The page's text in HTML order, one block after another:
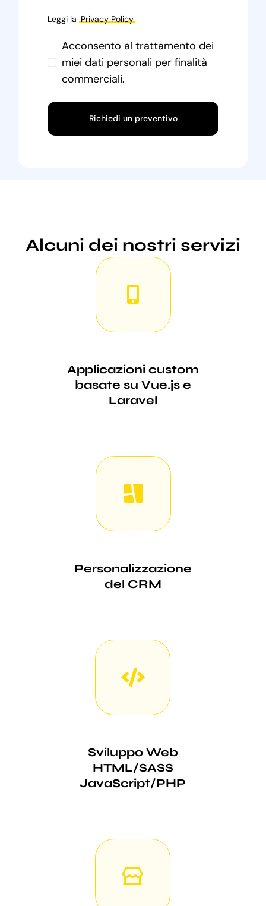
Leggi la Privacy Policy
Acconsento al trattamento dei
miei dati personali per finalità
commerciali.
Richiedi un preventivo
Alcuni dei nostri servizi
Applicazioni custom
basate su Vue.js e
Laravel
Personalizzazione
del CRM
Sviluppo Web
HTML/SASS
JavaScript/PHP